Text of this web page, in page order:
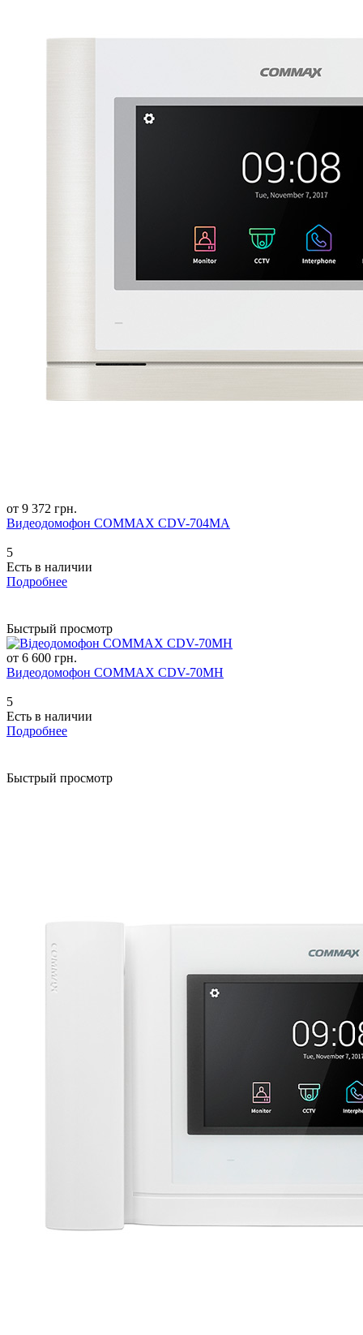
от 9 372 грн.
Видеодомофон COMMAX CDV-704MA
5
Есть в наличии
Подробнее
Быстрый просмотр
от 6 600 грн.
Видеодомофон COMMAX CDV-70MH
5
Есть в наличии
Подробнее
Быстрый просмотр